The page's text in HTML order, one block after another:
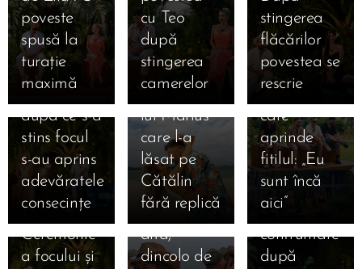
poveste
spusă la
turație
maximă
cu Teo
după
stingerea
camerelor
stingerea
flăcărilor
povestea se
rescrie
ales scurt și
intens,
Maria a
ales lung și
greu, iar
după ce s-a
stins focul
s-au aprins
adevăratele
consecințe
la Insula
iubirii la 5
dimineața:
secretul
săruturilor
lui Marius
care l-a
lăsat pe
Cătălin
fără replică
iubirii,
lacrimi care
schimbă
destine și
un bilet
care
aprinde
fitilul: „Eu
sunt încă
aici” 🔥
🔥 Foc,
lacrimi și
adevăruri
tăioase la
Insula
iubirii! Cum
s-au privit
Marian și
Bianca la
ultima
Ceremonie
a focului și
03.09.2025
Revederea
care a
răsturnat
insula: cum
au alergat
inimile lui
Francesca
și Cristi
una spre
alta,
dincolo de
03.09.2025
Bonfire
exploziv:
Andrei vs.
Teo, prima
confruntare
după